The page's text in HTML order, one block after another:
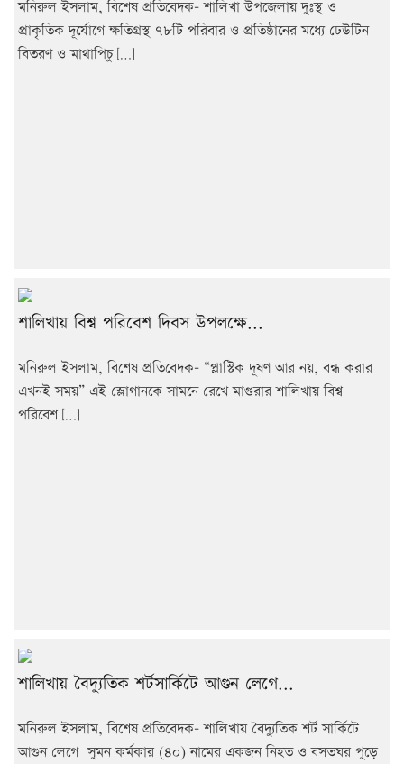
মনিরুল ইসলাম, বিশেষ প্রতিবেদক- শালিখা উপজেলায় দুঃস্থ ও
প্রাকৃতিক দূর্যোগে ক্ষতিগ্রস্থ ৭৮টি পরিবার ও প্রতিষ্ঠানের মধ্যে ঢেউটিন
বিতরণ ও মাথাপিচু […]
শালিখায় বিশ্ব পরিবেশ দিবস উপলক্ষে...
মনিরুল ইসলাম, বিশেষ প্রতিবেদক- “প্লাস্টিক দূষণ আর নয়, বন্ধ করার
এখনই সময়” এই স্লোগানকে সামনে রেখে মাগুরার শালিখায় বিশ্ব
পরিবেশ […]
শালিখায় বৈদ্যুতিক শর্টসার্কিটে আগুন লেগে...
মনিরুল ইসলাম, বিশেষ প্রতিবেদক- শালিখায় বৈদ্যুতিক শর্ট সার্কিটে
আগুন লেগে সুমন কর্মকার (৪০) নামের একজন নিহত ও বসতঘর পুড়ে